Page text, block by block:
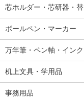
芯ホルダー・芯研器・
ボールペン・マーカー
万年筆・ペン軸・インク
机上文具・学用品
事務用品